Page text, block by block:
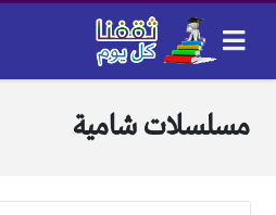
مسلسلات شامية